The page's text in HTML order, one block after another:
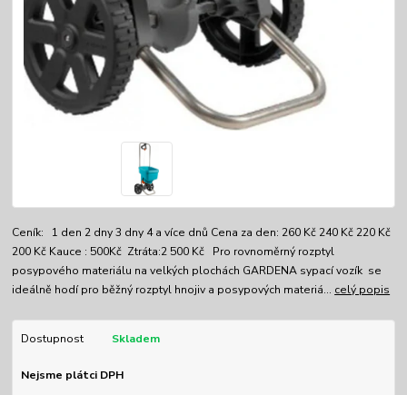
Ceník: 1 den 2 dny 3 dny 4 a více dnů Cena za den: 260 Kč 240 Kč 220 Kč
200 Kč Kauce : 500Kč Ztráta:2 500 Kč Pro rovnoměrný rozptyl
posypového materiálu na velkých plochách GARDENA sypací vozík se
ideálně hodí pro běžný rozptyl hnojiv a posypových materiá... celý popis
Dostupnost Skladem
Nejsme plátci DPH